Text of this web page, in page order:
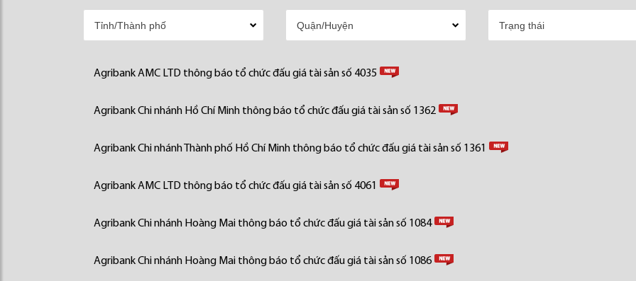
Agribank AMC LTD thông báo tổ chức đấu giá tài sản số 4035
Agribank Chi nhánh Hồ Chí Minh thông báo tổ chức đấu giá tài sản số 1362
Agribank Chi nhánh Thành phố Hồ Chí Minh thông báo tổ chức đấu giá tài sản số 1361
Agribank AMC LTD thông báo tổ chức đấu giá tài sản số 4061
Agribank Chi nhánh Hoàng Mai thông báo tổ chức đấu giá tài sản số 1084
Agribank Chi nhánh Hoàng Mai thông báo tổ chức đấu giá tài sản số 1086